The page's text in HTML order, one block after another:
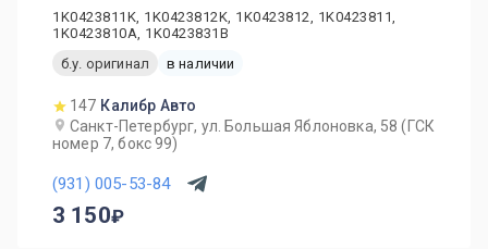
1K0423811K, 1K0423812K, 1K0423812, 1K0423811,
1K0423810A, 1K0423831B
б.у. оригинал
в наличии
147 Калибр Авто
Санкт-Петербург, ул. Большая Яблоновка, 58 (ГСК
номер 7, бокс 99)
(931) 005-53-84
3 150